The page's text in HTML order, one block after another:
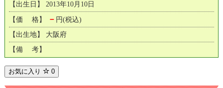
【出生日】 2013年10月10日
【価 格】 － 円(税込)
【出生地】 大阪府
【備 考】
お気に入り 0